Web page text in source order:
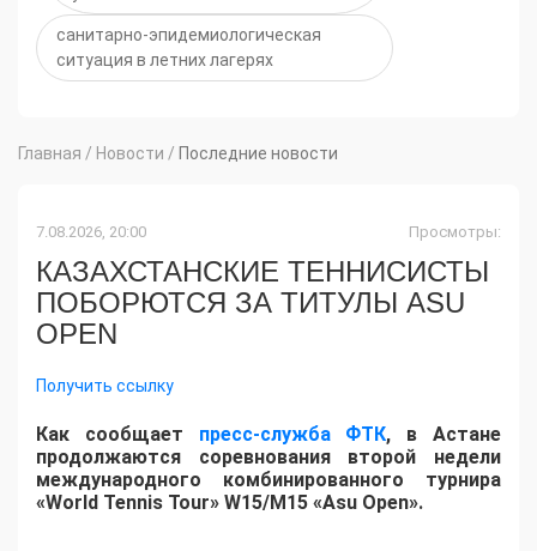
санитарно-эпидемиологическая
ситуация в летних лагерях
Главная / Новости / Последние новости
7.08.2026, 20:00 Просмотры:
КАЗАХСТАНСКИЕ ТЕННИСИСТЫ
ПОБОРЮТСЯ ЗА ТИТУЛЫ ASU
OPEN
Получить ссылку
Как сообщает пресс-служба ФТК, в Астане
продолжаются соревнования второй недели
международного комбинированного турнира
«World Tennis Tour» W15/M15 «Asu Open».